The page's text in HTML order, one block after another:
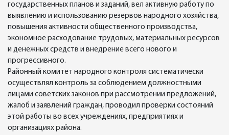
государственных планов и заданий, вел активную работу по
выявлению и использованию резервов народного хозяйства,
повышения активности общественного производства,
экономное расходование трудовых, материальных ресурсов
и денежных средств и внедрение всего нового и
прогрессивного.
Районный комитет народного контроля систематически
осуществлял контроль за соблюдением должностными
лицами советских законов при рассмотрении предложений,
жалоб и заявлений граждан, проводил проверки состояний
этой работы во всех учреждениях, предприятиях и
организациях района.